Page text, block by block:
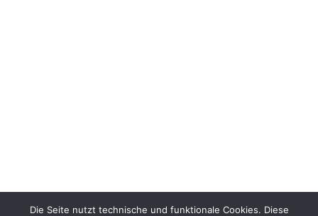
Die Seite nutzt technische und funktionale Cookies. Diese